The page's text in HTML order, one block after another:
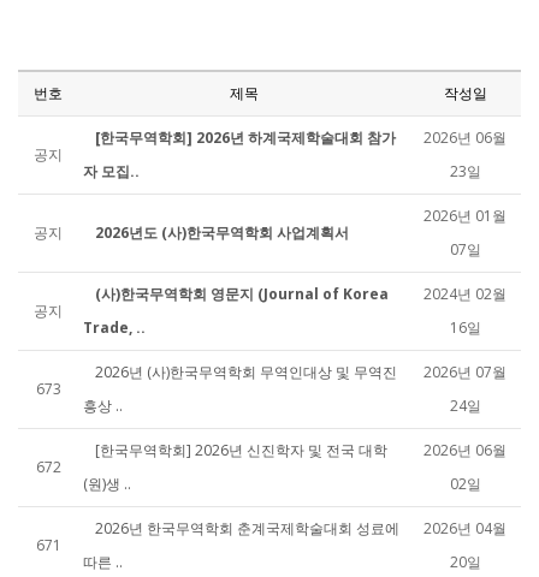
번호 제목 작성일
공지
[한국무역학회] 2026년 하계국제학술대회 참가
자 모집..
2026년 06월
23일
공지 2026년도 (사)한국무역학회 사업계획서
2026년 01월
07일
공지
(사)한국무역학회 영문지 (Journal of Korea
Trade, ..
2024년 02월
16일
673
2026년 (사)한국무역학회 무역인대상 및 무역진
흥상 ..
2026년 07월
24일
672
[한국무역학회] 2026년 신진학자 및 전국 대학
(원)생 ..
2026년 06월
02일
671
2026년 한국무역학회 춘계국제학술대회 성료에
따른 ..
2026년 04월
20일